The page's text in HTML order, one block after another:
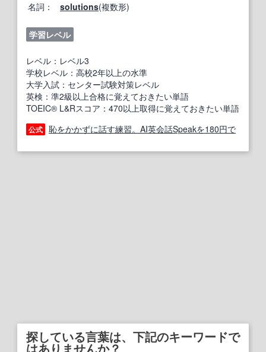
名詞： solutions(複数形)
学習レベル
レベル：レベル3
学校レベル：高校2年以上の水準
大学入試：センター試験対策レベル
英検：準2級以上合格に覚えておきたい単語
TOEIC® L&Rスコア：470以上取得に覚えておきたい単語
公式 恥をかかずに話す練習。AI英会話Speakを180円で
探している言葉は、下記のキーワードで
はありませんか？